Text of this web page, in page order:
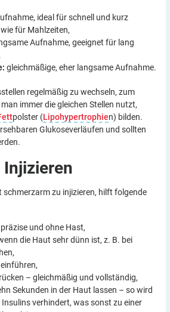
ideal für schnell und kurz
für Mahlzeiten,
Aufnahme, geeignet für lang
gleichmäßige, eher langsame Aufnahme.
regelmäßig zu wechseln, zum
immer die gleichen Stellen nutzt,
polster (Lipohypertrophien) bilden.
Glukoseverläufen und sollten
Injizieren
schmerzarm zu injizieren, hilft folgende
und ohne Hast,
die Haut sehr dünn ist, z. B. bei
– gleichmäßig und vollständig,
Sekunden in der Haut lassen – so wird
verhindert, was sonst zu einer